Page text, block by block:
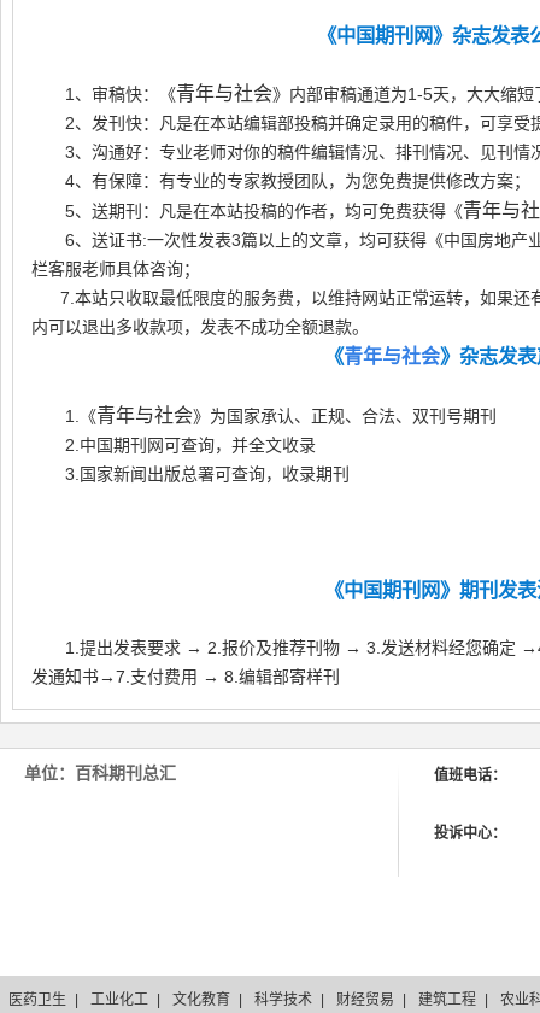
《中国期刊网》杂志发表
1、审稿快：《青年与社会》内部审稿通道为1-5天，大大缩
2、发刊快：凡是在本站编辑部投稿并确定录用的稿件，可享受
3、沟通好：专业老师对你的稿件编辑情况、排刊情况、见刊情
4、有保障：有专业的专家教授团队，为您免费提供修改方案；
5、送期刊：凡是在本站投稿的作者，均可免费获得《青年与
6、送证书:一次性发表3篇以上的文章，均可获得《中国房地产
栏客服老师具体咨询；
7.本站只收取最低限度的服务费，以维持网站正常运转，如果还
内可以退出多收款项， 发表不成功全额退款。
《青年与社会》杂志发
1.《青年与社会》为国家承认、正规、合法、双刊号期刊
2.中国期刊网可查询，并全文收录
3.国家新闻出版总署可查询，收录期刊
《中国期刊网》期刊发
1.提出发表要求 → 2.报价及推荐刊物 → 3.发送材料经您确定
发通知书→7.支付费用 → 8.编辑部寄样刊
单位：百科期刊总汇 值班电话：
投诉中心：
医药卫生 工业化工 文化教育 科学技术 财经贸易 建筑工程 农业